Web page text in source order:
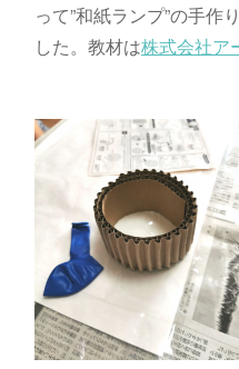
って”和紙ランプ”の手作
した。教材は株式会社ア